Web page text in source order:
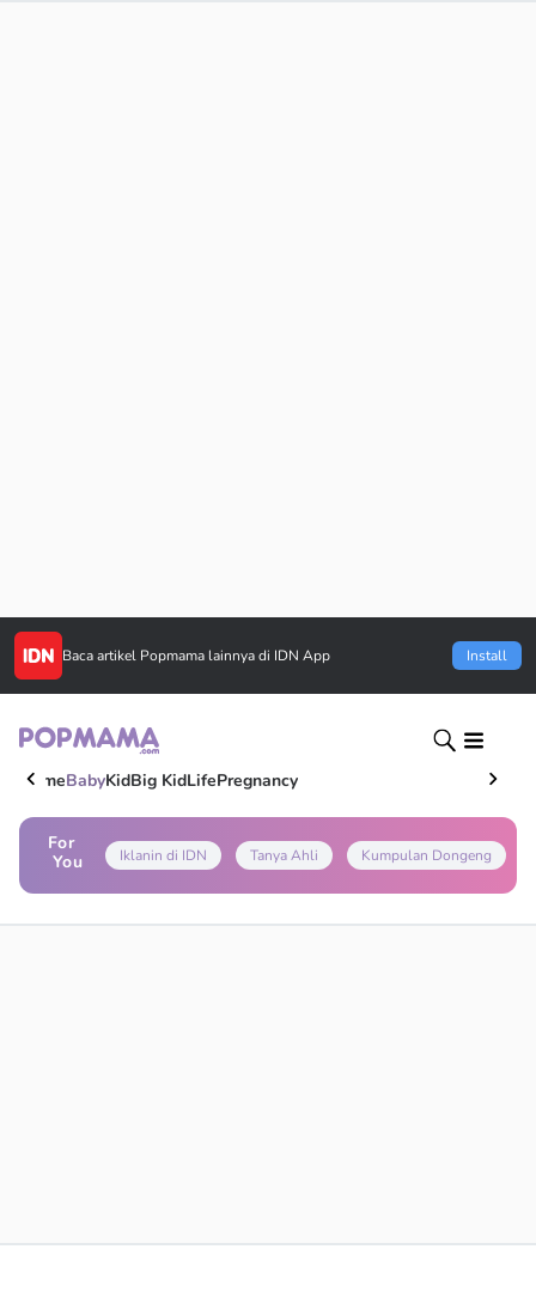
Baca artikel Popmama lainnya di IDN App Install
HomeBabyKidBig KidLifePregnancy
For
You
Iklanin di IDN Tanya Ahli Kumpulan Dongeng